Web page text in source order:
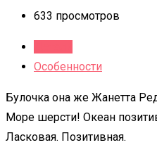
633 просмотров
Особенности
Булочка она же Жанетта
Море шерсти! Океан
Ласковая. Позитивная.